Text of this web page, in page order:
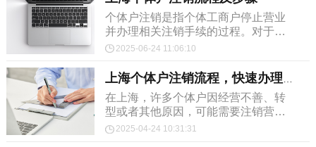
个体户注销是指个体工商户停止营业
并办理相关注销手续的过程。对于打
算终止经营的个体工商户，及时注销
不必要的税务负担、滞纳...
2025-06-24 11:06:10
上海个体户注销流程，快速办理不踩雷
在上海，许多个体户因经营不善、转
型或者其他原因，可能需要注销营业
执照。了解上海个体户注销流程不仅
2025-04-24 10:31:31